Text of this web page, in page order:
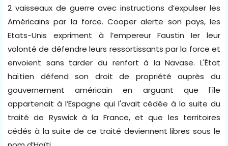
2 vaisseaux de guerre avec instructions d’expulser les
Américains par la force. Cooper alerte son pays, les
Etats-Unis expriment à l’empereur Faustin Ier leur
volonté de défendre leurs ressortissants par la force et
envoient sans tarder du renfort à la Navase. L'État
haïtien défend son droit de propriété auprès du
gouvernement américain en arguant que l'île
appartenait à l’Espagne qui l'avait cédée à la suite du
traité de Ryswick à la France, et que les territoires
cédés à la suite de ce traité deviennent libres sous le